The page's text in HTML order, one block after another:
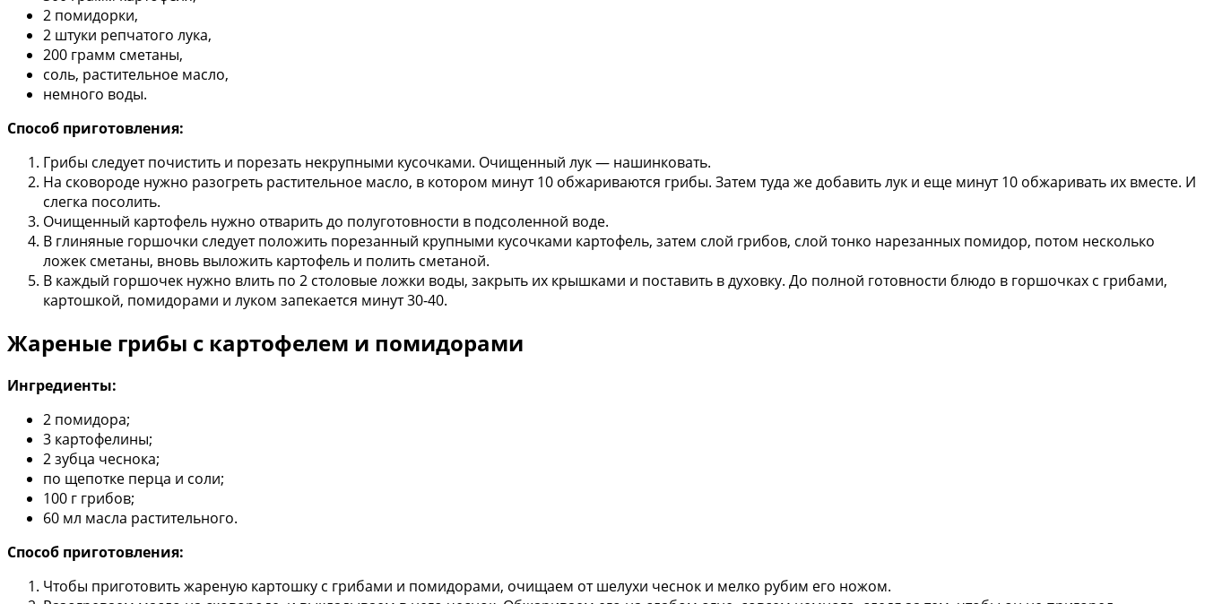
2 помидорки,
2 штуки репчатого лука,
200 грамм сметаны,
соль, растительное масло,
немного воды.
Способ приготовления:
Грибы следует почистить и порезать некрупными кусочками. Очищенный лук — нашинковать.
На сковороде нужно разогреть растительное масло, в котором минут 10 обжариваются грибы. Затем туда же добавить лук и еще минут 10 обжаривать их вместе. И
слегка посолить.
Очищенный картофель нужно отварить до полуготовности в подсоленной воде.
В глиняные горшочки следует положить порезанный крупными кусочками картофель, затем слой грибов, слой тонко нарезанных помидор, потом несколько
ложек сметаны, вновь выложить картофель и полить сметаной.
В каждый горшочек нужно влить по 2 столовые ложки воды, закрыть их крышками и поставить в духовку. До полной готовности блюдо в горшочках с грибами,
картошкой, помидорами и луком запекается минут 30-40.
Жареные грибы с картофелем и помидорами
Ингредиенты:
2 помидора;
3 картофелины;
2 зубца чеснока;
по щепотке перца и соли;
100 г грибов;
60 мл масла растительного.
Способ приготовления:
Чтобы приготовить жареную картошку с грибами и помидорами, очищаем от шелухи чеснок и мелко рубим его ножом.